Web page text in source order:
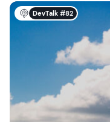
DevTalk #82